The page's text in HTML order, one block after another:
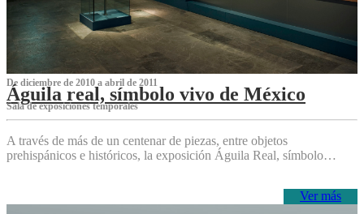
De diciembre de 2010 a abril de 2011
Águila real, símbolo vivo de México
Sala de exposiciones temporales
A través de más de un centenar de piezas, entre objetos
prehispánicos e históricos, la exposición Águila Real, símbolo…
Ver más